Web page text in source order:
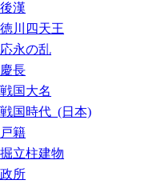
漢
川四天王
永の乱
長
国大名
国時代_(日本)
籍
立柱建物
所